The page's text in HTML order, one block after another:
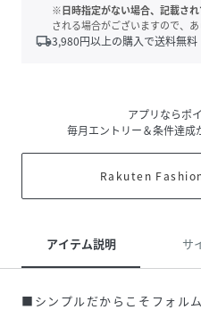
※日時指定がない場合、記載さ
される場合がございますので、
local_shipping3,980円以上の購入で送料無料
アプリならポ
毎月エントリー＆条件達成
Rakuten
アイテム説明 サ
■シンプルだからこそフォル